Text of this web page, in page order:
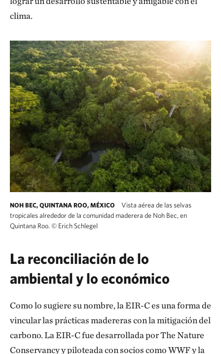
clima.
NOH BEC, QUINTANA ROO, MÉXICO
Vista aérea de las selvas
tropicales alrededor de la comunidad maderera de Noh Bec, en
Quintana Roo. © Erich Schlegel
La reconciliación de lo
ambiental y lo económico
Como lo sugiere su nombre, la EIR-C es una forma de
vincular las prácticas madereras con la mitigación del
carbono. La EIR-C fue desarrollada por The Nature
Conservancy y piloteada con socios como WWF y la